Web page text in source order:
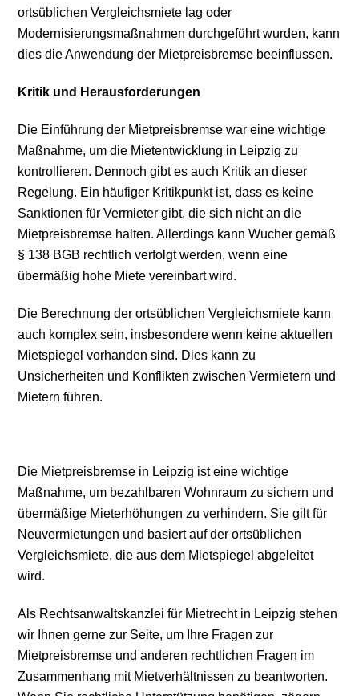
ortsüblichen Vergleichsmiete lag oder
Modernisierungsmaßnahmen durchgeführt wurden, kann
dies die Anwendung der Mietpreisbremse beeinflussen.
Kritik und Herausforderungen
Die Einführung der Mietpreisbremse war eine wichtige
Maßnahme, um die Mietentwicklung in Leipzig zu
kontrollieren. Dennoch gibt es auch Kritik an dieser
Regelung. Ein häufiger Kritikpunkt ist, dass es keine
Sanktionen für Vermieter gibt, die sich nicht an die
Mietpreisbremse halten. Allerdings kann Wucher gemäß
§ 138 BGB rechtlich verfolgt werden, wenn eine
übermäßig hohe Miete vereinbart wird.
Die Berechnung der ortsüblichen Vergleichsmiete kann
auch komplex sein, insbesondere wenn keine aktuellen
Mietspiegel vorhanden sind. Dies kann zu
Unsicherheiten und Konflikten zwischen Vermietern und
Mietern führen.
Die Mietpreisbremse in Leipzig ist eine wichtige
Maßnahme, um bezahlbaren Wohnraum zu sichern und
übermäßige Mieterhöhungen zu verhindern. Sie gilt für
Neuvermietungen und basiert auf der ortsüblichen
Vergleichsmiete, die aus dem Mietspiegel abgeleitet
wird.
Als Rechtsanwaltskanzlei für Mietrecht in Leipzig stehen
wir Ihnen gerne zur Seite, um Ihre Fragen zur
Mietpreisbremse und anderen rechtlichen Fragen im
Zusammenhang mit Mietverhältnissen zu beantworten.